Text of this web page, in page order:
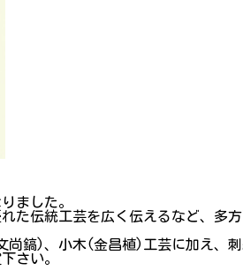
ました。
た伝統工芸を広く伝えるなど、多
鎬)、小木(金昌植)工芸に加え、
さい。